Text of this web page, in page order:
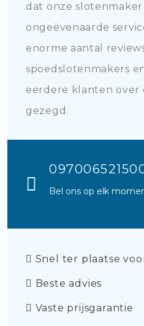
dat onze
ongeëvenaarde
enorme aantal
spoedslotenmakers
eerdere klanten over
gezegd.
Bel ons op elk
Snel ter plaatse
Beste advies
Vaste prijsgarantie